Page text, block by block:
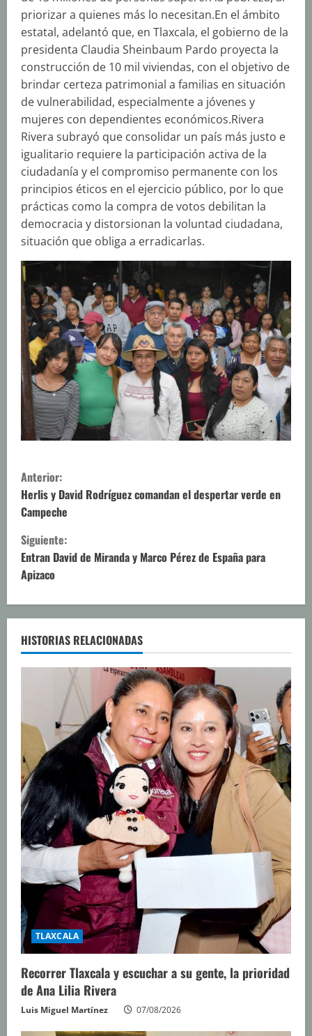
priorizar a quienes más lo necesitan.En el ámbito
estatal, adelantó que, en Tlaxcala, el gobierno de la
presidenta Claudia Sheinbaum Pardo proyecta la
construcción de 10 mil viviendas, con el objetivo de
brindar certeza patrimonial a familias en situación
de vulnerabilidad, especialmente a jóvenes y
mujeres con dependientes económicos.Rivera
Rivera subrayó que consolidar un país más justo e
igualitario requiere la participación activa de la
ciudadanía y el compromiso permanente con los
principios éticos en el ejercicio público, por lo que
prácticas como la compra de votos debilitan la
democracia y distorsionan la voluntad ciudadana,
situación que obliga a erradicarlas.
S
i
g
u
e
l
e
y
n
d
o
Anterior:
Herlis y David Rodríguez comandan el despertar verde en
Campeche
Siguiente:
Entran David de Miranda y Marco Pérez de España para
Apizaco
HISTORIAS RELACIONADAS
TLAXCALA
Recorrer Tlaxcala y escuchar a su gente, la prioridad
de Ana Lilia Rivera
Luis Miguel Martínez 07/08/2026